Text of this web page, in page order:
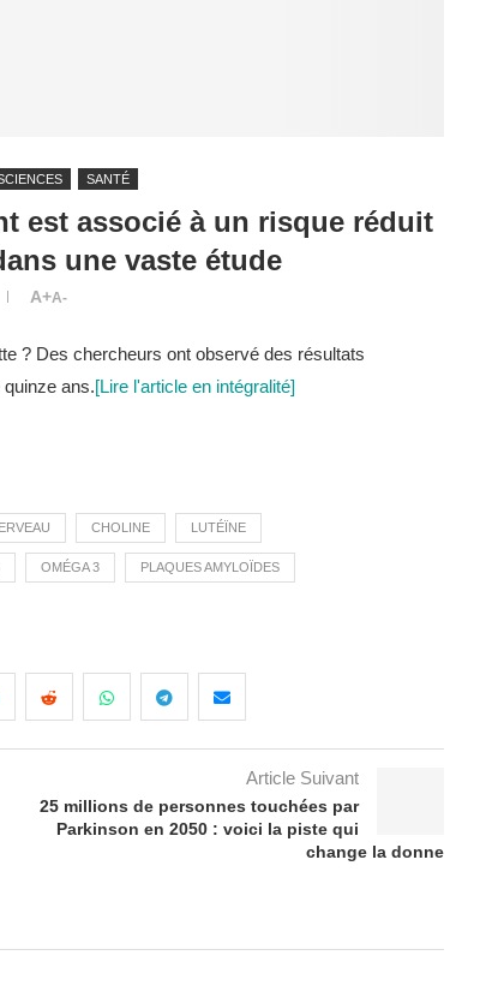
SANTÉ
est associé à un risque réduit
une vaste étude
A+A-
? Des chercheurs ont observé des résultats
ans.[Lire l'article en intégralité]
CHOLINE LUTÉÏNE
OMÉGA 3 PLAQUES AMYLOÏDES
Article Suivant
25 millions de personnes touchées par
Parkinson en 2050 : voici la piste qui
change la donne